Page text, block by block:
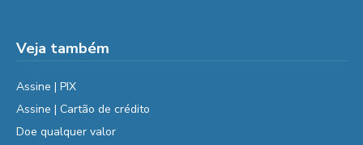
Veja também
Assine | PIX
Assine | Cartão de crédito
Doe qualquer valor